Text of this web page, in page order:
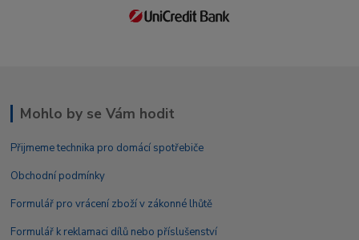
Mohlo by se Vám hodit
Přijmeme technika pro domácí spotřebiče
Obchodní podmínky
Formulář pro vrácení zboží v zákonné lhůtě
Formulář k reklamaci dílů nebo příslušenství